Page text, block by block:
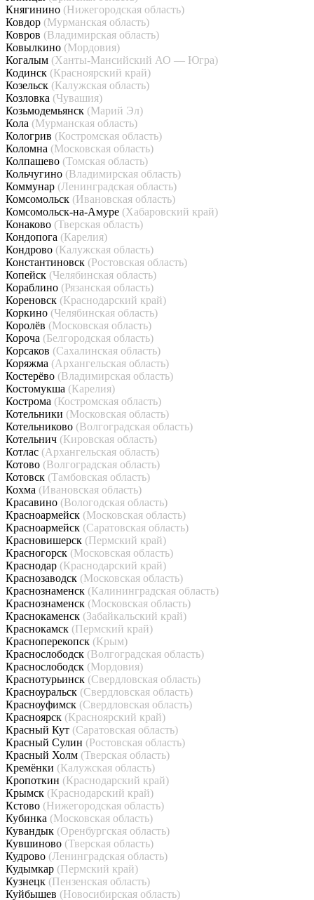
Княгинино (Нижегородская область)
Ковдор (Мурманская область)
Ковров (Владимирская область)
Ковылкино (Мордовия)
Когалым (Ханты-Мансийский АО — Югра)
Кодинск (Красноярский край)
Козельск (Калужская область)
Козловка (Чувашия)
Козьмодемьянск (Марий Эл)
Кола (Мурманская область)
Кологрив (Костромская область)
Коломна (Московская область)
Колпашево (Томская область)
Кольчугино (Владимирская область)
Коммунар (Ленинградская область)
Комсомольск (Ивановская область)
Комсомольск-на-Амуре (Хабаровский край)
Конаково (Тверская область)
Кондопога (Карелия)
Кондрово (Калужская область)
Константиновск (Ростовская область)
Копейск (Челябинская область)
Кораблино (Рязанская область)
Кореновск (Краснодарский край)
Коркино (Челябинская область)
Королёв (Московская область)
Короча (Белгородская область)
Корсаков (Сахалинская область)
Коряжма (Архангельская область)
Костерёво (Владимирская область)
Костомукша (Карелия)
Кострома (Костромская область)
Котельники (Московская область)
Котельниково (Волгоградская область)
Котельнич (Кировская область)
Котлас (Архангельская область)
Котово (Волгоградская область)
Котовск (Тамбовская область)
Кохма (Ивановская область)
Красавино (Вологодская область)
Красноармейск (Московская область)
Красноармейск (Саратовская область)
Красновишерск (Пермский край)
Красногорск (Московская область)
Краснодар (Краснодарский край)
Краснозаводск (Московская область)
Краснознаменск (Калининградская область)
Краснознаменск (Московская область)
Краснокаменск (Забайкальский край)
Краснокамск (Пермский край)
Красноперекопск (Крым)
Краснослободск (Волгоградская область)
Краснослободск (Мордовия)
Краснотурьинск (Свердловская область)
Красноуральск (Свердловская область)
Красноуфимск (Свердловская область)
Красноярск (Красноярский край)
Красный Кут (Саратовская область)
Красный Сулин (Ростовская область)
Красный Холм (Тверская область)
Кремёнки (Калужская область)
Кропоткин (Краснодарский край)
Крымск (Краснодарский край)
Кстово (Нижегородская область)
Кубинка (Московская область)
Кувандык (Оренбургская область)
Кувшиново (Тверская область)
Кудрово (Ленинградская область)
Кудымкар (Пермский край)
Кузнецк (Пензенская область)
Куйбышев (Новосибирская область)